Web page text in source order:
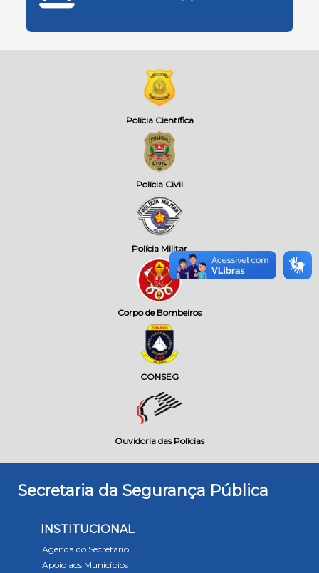
Polícia Científica
Polícia Civil
Polícia Militar
Corpo de Bombeiros
CONSEG
Ouvidoria das Polícias
Secretaria da Segurança Pública
INSTITUCIONAL
Agenda do Secretário
Apoio aos Municípios